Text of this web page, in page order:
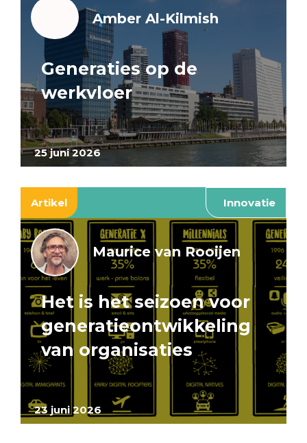
25 juni 2026
Amber Al-Kilmish
Generaties op de
werkvloer
Artikel Innovatie
23 juni 2026
Maurice van Rooijen
Het is het seizoen voor
generatieontwikkeling
van organisaties